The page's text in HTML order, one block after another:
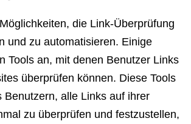
die Link-Überprüfung
und zu automatisieren. Einige
Tools an, mit denen Benutzer Links
überprüfen können. Diese Tools
Benutzern, alle Links auf ihrer
zu überprüfen und festzustellen,